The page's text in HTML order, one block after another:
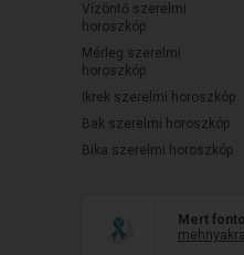
Vízöntő szerelmi
horoszkóp
Mérleg szerelmi
horoszkóp
Ikrek szerelmi horoszkóp
Bak szerelmi horoszkóp
Bika szerelmi horoszkóp
Mert